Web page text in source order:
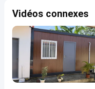
Conteneurs
de
bureau
étages
empilable
Vidéos connexes